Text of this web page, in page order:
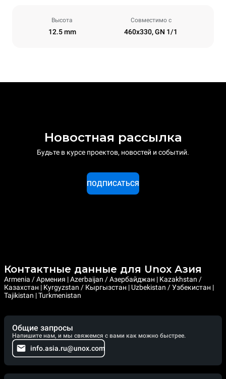
Высота
12.5 mm
Совместимо с
460x330, GN 1/1
Новостная рассылка
Будьте в курсе проектов, новостей и событий.
ПОДПИСАТЬСЯ
Контактные данные для Unox Азия
Armenia / Армения | Azerbaijan / Азербайджан | Kazakhstan /
Казахстан | Kyrgyzstan / Кыргызстан | Uzbekistan / Узбекистан |
Tajikistan | Turkmenistan
Общие запросы
Напишите нам, и мы свяжемся с вами как можно быстрее.
info.asia.ru@unox.com